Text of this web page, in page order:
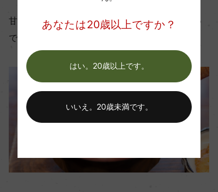
甘すぎないので、和菓子が苦手な人にもおすすめ
できる組み合わせです。
あなたは20歳以上ですか？
はい。20歳以上です。
いいえ。20歳未満です。